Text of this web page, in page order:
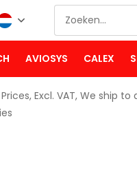
AVIOSYS CALEX
Prices, Excl. VAT, We ship to